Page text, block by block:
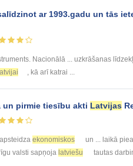
ar 1993.gadu un tās
Nacionālā ... uzkrāšanas
, kā arī katrai ...
un pirmie tiesību akti Latvijas
ekonomiskos un ... laikā
valsti sapņoja latviešu tautas